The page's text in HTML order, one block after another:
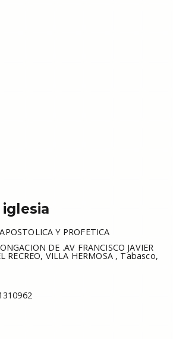
APOSTOLICA Y PROFETICA
DE .AV FRANCISCO JAVIER
RECREO, VILLA HERMOSA , Tabasco,